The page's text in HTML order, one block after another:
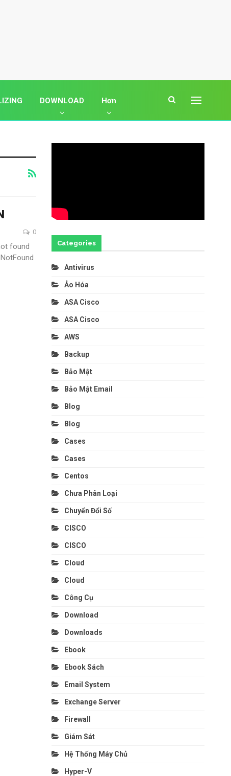
DOWNLOAD Hơn
0
found
Categories
Antivirus
Ảo Hóa
ASA Cisco
ASA Cisco
AWS
Backup
Bảo Mật
Bảo Mật Email
Blog
Blog
Cases
Cases
Centos
Chưa Phân Loại
Chuyển Đổi Số
CISCO
CISCO
Cloud
Cloud
Công Cụ
Download
Downloads
Ebook
Ebook Sách
Email System
Exchange Server
Firewall
Giám Sát
Hệ Thống Máy Chủ
Hyper-V